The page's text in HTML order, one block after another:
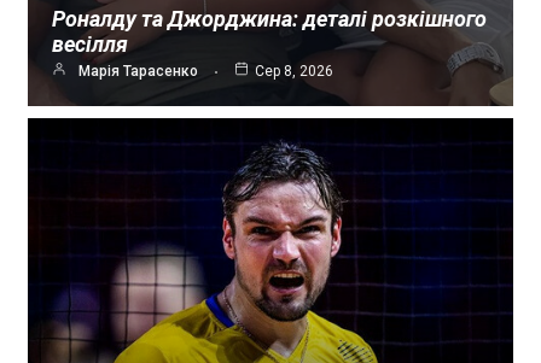
Роналду та Джорджина: деталі розкішного
весілля
Марія Тарасенко Сер 8, 2026